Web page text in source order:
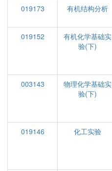
019173
有机结构分析
019152
有机化学基础实
验(下)
003143
物理化学基础实
验(下)
019146
化工实验